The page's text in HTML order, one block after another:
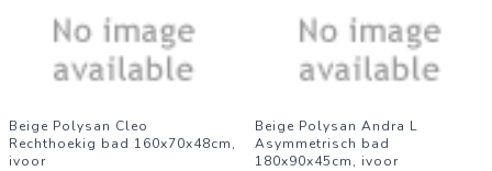
Beige Polysan Cleo
Rechthoekig bad 160x70x48cm,
ivoor
Beige Polysan Andra L
Asymmetrisch bad
180x90x45cm, ivoor